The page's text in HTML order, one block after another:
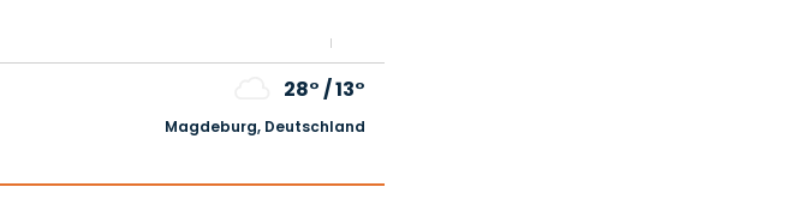
28°/13°
Magdeburg, Deutschland